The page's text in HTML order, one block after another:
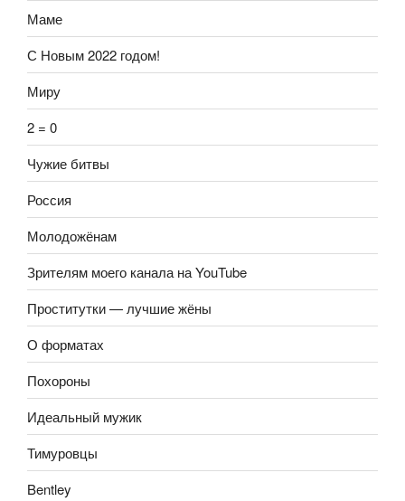
Маме
С Новым 2022 годом!
Миру
2 = 0
Чужие битвы
Россия
Молодожёнам
Зрителям моего канала на YouTube
Проститутки — лучшие жёны
О форматах
Похороны
Идеальный мужик
Тимуровцы
Bentley